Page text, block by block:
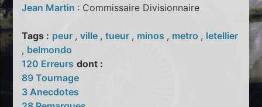
Jean Martin : Commissaire Divisionnaire
Tags : peur ,ville ,tueur , minos , metro , letellier
, belmondo
120 Erreurs dont :
89 Tournage
3 Anecdotes